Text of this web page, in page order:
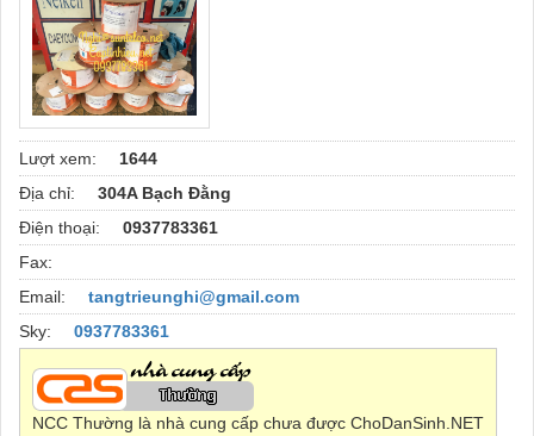
Lượt xem:
1644
Địa chỉ:
304A Bạch Đằng
Điện thoại:
0937783361
Fax:
Email:
tangtrieunghi@gmail.com
Sky:
0937783361
NCC Thường là nhà cung cấp chưa được ChoDanSinh.NET